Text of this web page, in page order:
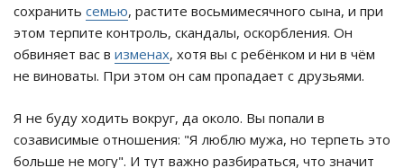
сохранить семью, растите восьмимесячного сына, и при
этом терпите контроль, скандалы, оскорбления. Он
обвиняет вас в изменах, хотя вы с ребёнком и ни в чём
не виноваты. При этом он сам пропадает с друзьями.
Я не буду ходить вокруг, да около. Вы попали в
созависимые отношения: "Я люблю мужа, но терпеть это
больше не могу". И тут важно разбираться, что значит